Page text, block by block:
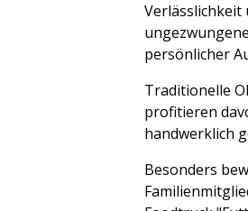
Verlässlichkeit
persönlicher
Traditionelle
profitieren
handwerklich
Besonders